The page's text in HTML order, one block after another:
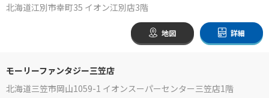
北海道江別市幸町35 イオン江別店3階
地図 詳細
モーリーファンタジー三笠店
北海道三笠市岡山1059-1 イオンスーパーセンター三笠店1階